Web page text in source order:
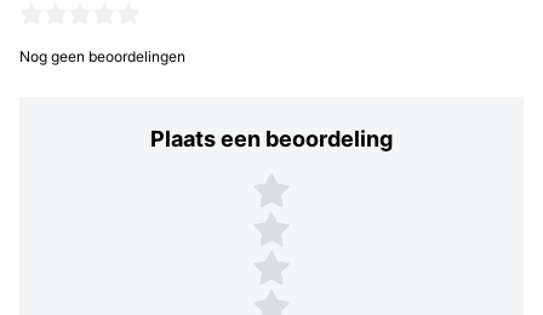
Nog geen beoordelingen
Plaats een beoordeling
Plaats een beoordeling
5 sterren
4 sterren
3 sterren
2 sterren